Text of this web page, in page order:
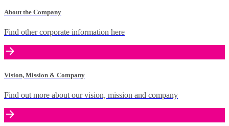
About the Company
Find other corporate information here
Vision, Mission & Company
Find out more about our vision, mission and company